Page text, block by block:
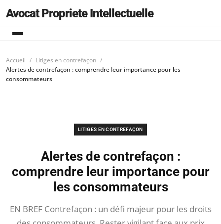
Avocat Propriete Intellectuelle
Accueil
Litiges en contrefaçon
Alertes de contrefaçon : comprendre leur importance pour les
consommateurs
LITIGES EN CONTREFAÇON
Alertes de contrefaçon :
comprendre leur importance pour
les consommateurs
EN BREF Contrefaçon : un défi majeur pour les droits